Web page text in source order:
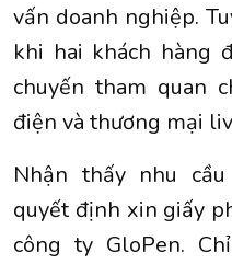
vấn doanh nghiệp.
khi hai khách hàng
chuyến tham quan
điện và thương mại
Nhận thấy nhu
quyết định xin giấy
công ty GloPen.